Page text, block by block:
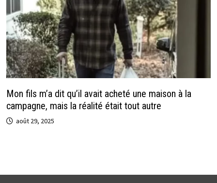
Mon fils m’a dit qu’il avait acheté une maison à la
campagne, mais la réalité était tout autre
août 29, 2025